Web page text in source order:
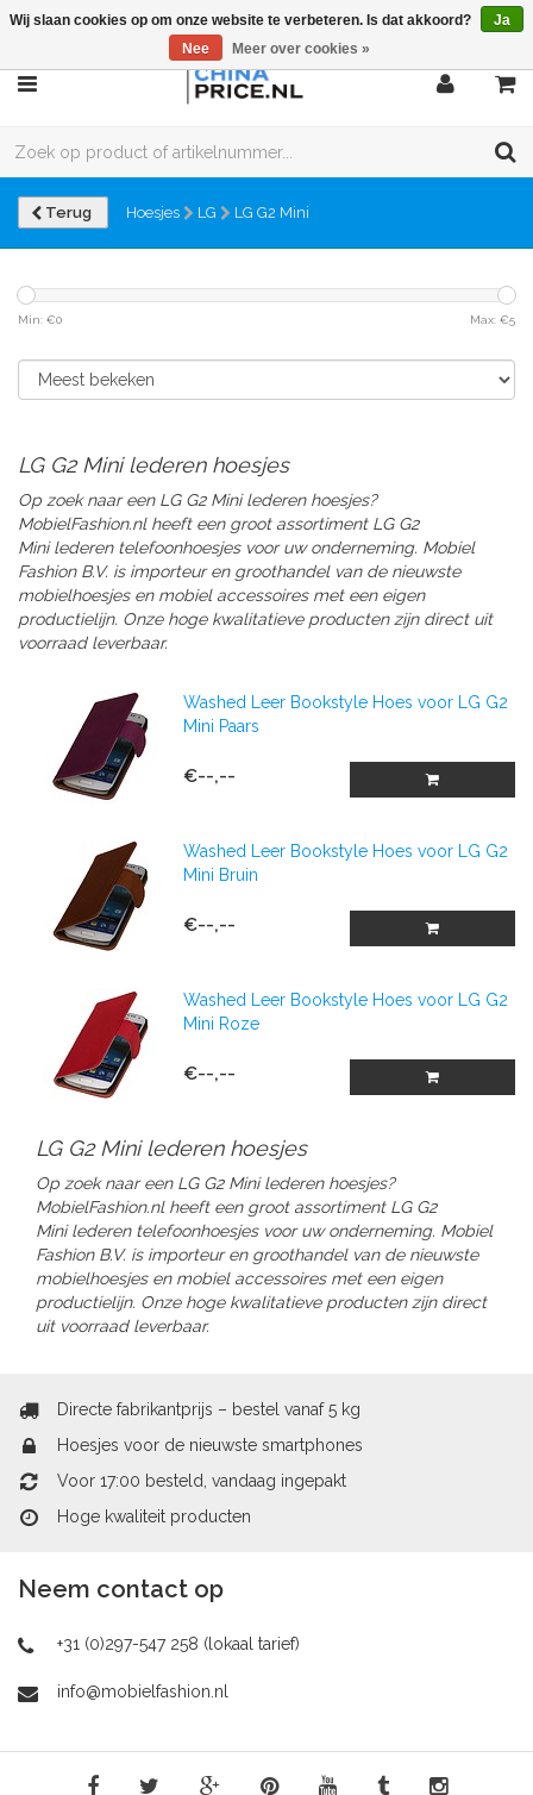
Terug Hoesjes LG LG G2 Mini
Min: €0 Max: €5
LG G2 Mini lederen hoesjes
Op zoek naar een LG G2 Mini lederen hoesjes?
MobielFashion.nl heeft een groot assortiment LG G2
Mini lederen telefoonhoesjes voor uw onderneming. Mobiel
Fashion B.V. is importeur en groothandel van de nieuwste
mobielhoesjes en mobiel accessoires met een eigen
productielijn. Onze hoge kwalitatieve producten zijn direct uit
voorraad leverbaar.
Washed Leer Bookstyle Hoes voor LG G2
Mini Paars
€--,--
Washed Leer Bookstyle Hoes voor LG G2
Mini Bruin
€--,--
Washed Leer Bookstyle Hoes voor LG G2
Mini Roze
€--,--
LG G2 Mini lederen hoesjes
Op zoek naar een LG G2 Mini lederen hoesjes?
MobielFashion.nl heeft een groot assortiment LG G2
Mini lederen telefoonhoesjes voor uw onderneming. Mobiel
Fashion B.V. is importeur en groothandel van de nieuwste
mobielhoesjes en mobiel accessoires met een eigen
productielijn. Onze hoge kwalitatieve producten zijn direct
uit voorraad leverbaar.
Directe fabrikantprijs – bestel vanaf 5 kg
Hoesjes voor de nieuwste smartphones
Voor 17:00 besteld, vandaag ingepakt
Hoge kwaliteit producten
Neem contact op
+31 (0)297-547 258 (lokaal tarief)
info@mobielfashion.nl
Wij slaan cookies op om onze website te verbeteren. Is dat akkoord?
Ja
Nee
Meer over cookies »